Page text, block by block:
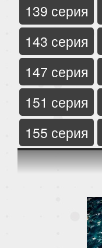
139 серия
143 серия
147 серия
151 серия
155 серия
159 серия
163 серия
167 серия